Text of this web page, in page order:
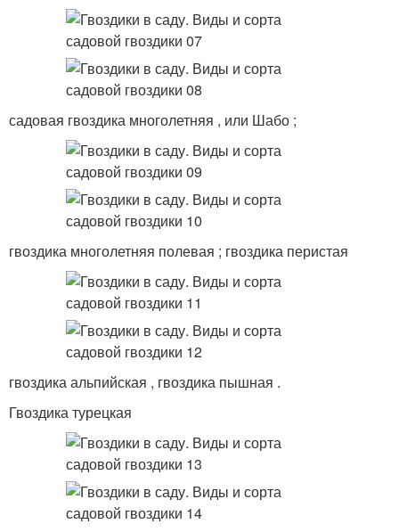
садовая гвоздика многолетняя , или Шабо ;
гвоздика многолетняя полевая ; гвоздика перистая
гвоздика альпийская , гвоздика пышная .
Гвоздика турецкая